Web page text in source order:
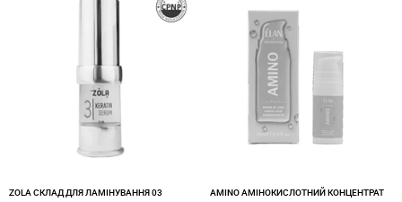
ZOLA СКЛАД ДЛЯ ЛАМІНУВАННЯ 03
AMINO АМІНОКИСЛОТНИЙ КОНЦЕНТРАТ